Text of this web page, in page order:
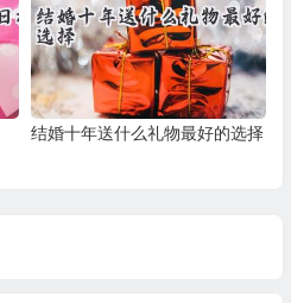
结婚十年送什么礼物最好的选择